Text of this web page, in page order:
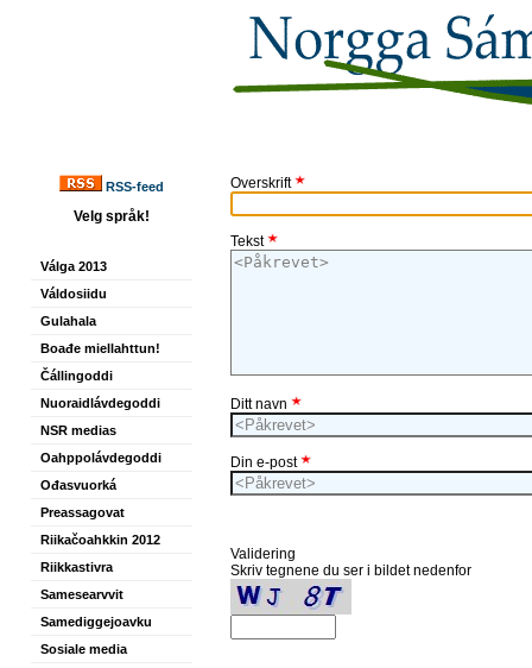
RSS-feed
Velg språk!
Válga 2013
Váldosiidu
Gulahala
Boađe miellahttun!
Čállingoddi
Nuoraidlávdegoddi
NSR medias
Oahppolávdegoddi
Ođasvuorká
Preassagovat
Riikačoahkkin 2012
Riikkastivra
Samesearvvit
Samediggejoavku
Sosiale media
Overskrift
Tekst
Ditt navn
Din e-post
Validering
Skriv tegnene du ser i bildet nedenfor